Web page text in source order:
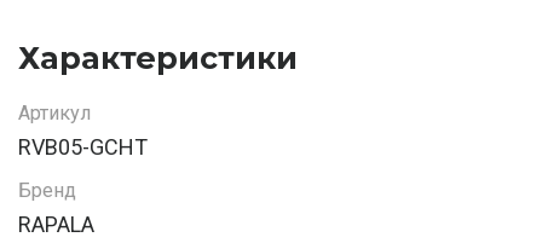
Характеристики
Артикул
RVB05-GCHT
Бренд
RAPALA